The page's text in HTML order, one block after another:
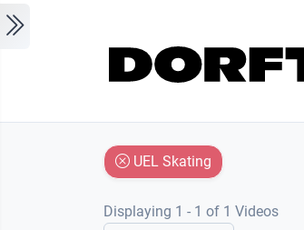
UEL Skating
Displaying 1 - 1 of 1 Videos